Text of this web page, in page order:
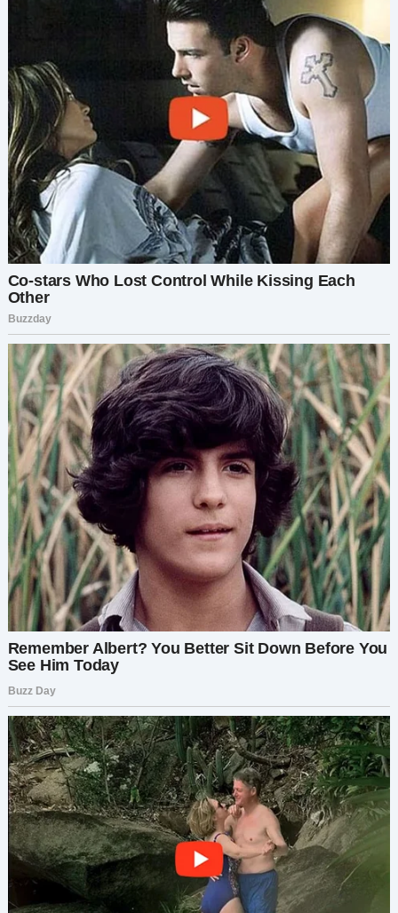
В джакузи стоит Жужа, мама Маришиной
подруги, а рядом Костя.
— Застрял? — не нахожу других слов. — Это
должно помочь.
Утром я торопилась и не вытащила фен из
розетки. Дую в него, как ковбой в дуло
револьвера, и включаю на полную мощь.
— Нет! — Жужа выскакивает из джакузи с
несвойственной для её размеров прытью.
Еле успеваю отойти в сторону. Костя
выпрыгивает следом и падает передо мной на
колени.
— Оленька, родная, ты всё неправильно поняла.
Я тебе всё объясню!
Он покрывает поцелуями мой живот, а я
привычными движениями сушу ему волосы. В
голове одна мысль: в морге тело уже можно
будет не обмывать.
В дверь заглядывает Жужа. Мне её даже жалко,
но ей не стоило больше появляться мне на
глаза.
— Мне бы одежду взять, — незадачливая
блудница тянет руку к своим вещам.
— Звучит как план. — Хватаю с полки лак для
волос и пускаю струю Жуже в лицо.
От противного визга закладывает уши.
Сгребаю с батареи её колхозные джинсы,
свитер, красные труселя и такого же цвета
сумку для арбузов. Отпихиваю ошалевшего
Костю и бегу на кухню. Распахиваю окно и
выкидываю Жужино одеяние во двор. Красные
парашюты повисают на ветках сирени.
Джинсы падают на спящего под кустом
местного выпивоху. Он садится, с удивлением
разглядывая подарок. Мутным взглядом
смотрит на небо и на меня.
— Ремешком затянешь, нормально будет, —
уверяю его и быстрым взглядом прощупываю